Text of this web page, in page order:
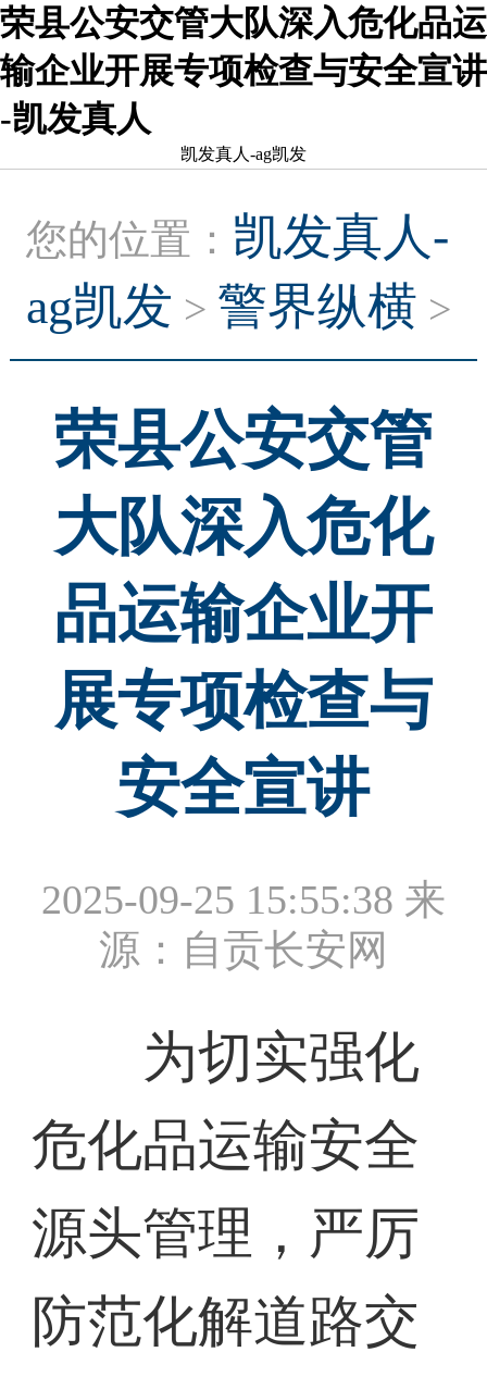
荣县公安交管大队深入危化品运
输企业开展专项检查与安全宣讲
-凯发真人
凯发真人-ag凯发
您的位置： 凯发真人-
ag凯发 > 警界纵横 >
荣县公安交管
大队深入危化
品运输企业开
展专项检查与
安全宣讲
2025-09-25 15:55:38 来
源：自贡长安网
为切实强化
危化品运输安全
源头管理，严厉
防范化解道路交